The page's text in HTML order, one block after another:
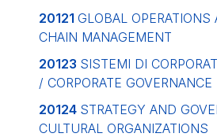
20121 GLOBAL OPERATIONS
CHAIN MANAGEMENT
20123 SISTEMI DI
/ CORPORATE GOVERNANCE
20124 STRATEGY AND
CULTURAL ORGANIZATIONS